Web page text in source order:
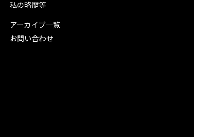
私の略歴等
アーカイブ一覧
お問い合わせ